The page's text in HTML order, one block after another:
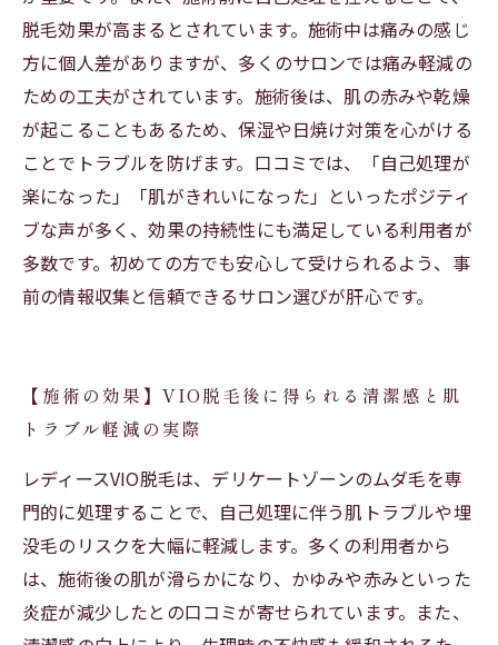
脱毛効果が高まるとされています。施術中は痛みの感じ
方に個人差がありますが、多くのサロンでは痛み軽減の
ための工夫がされています。施術後は、肌の赤みや乾燥
が起こることもあるため、保湿や日焼け対策を心がける
ことでトラブルを防げます。口コミでは、「自己処理が
楽になった」「肌がきれいになった」といったポジティ
ブな声が多く、効果の持続性にも満足している利用者が
多数です。初めての方でも安心して受けられるよう、事
前の情報収集と信頼できるサロン選びが肝心です。
【施術の効果】VIO脱毛後に得られる清潔感と肌
トラブル軽減の実際
レディースVIO脱毛は、デリケートゾーンのムダ毛を専
門的に処理することで、自己処理に伴う肌トラブルや埋
没毛のリスクを大幅に軽減します。多くの利用者から
は、施術後の肌が滑らかになり、かゆみや赤みといった
炎症が減少したとの口コミが寄せられています。また、